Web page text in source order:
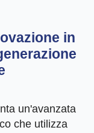
in
un'avanzata
che utilizza